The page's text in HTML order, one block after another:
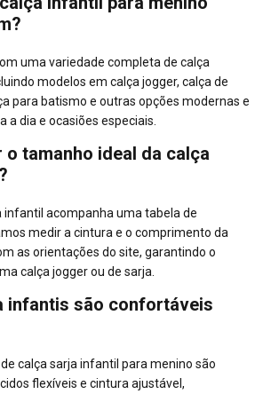
uma variedade completa de calça
modelos em calça jogger, calça de
para batismo e outras opções modernas e
a dia e ocasiões especiais.
tamanho ideal da calça
infantil acompanha uma tabela de
medir a cintura e o comprimento da
as orientações do site, garantindo o
calça jogger ou de sarja.
infantis são confortáveis
calça sarja infantil para menino são
flexíveis e cintura ajustável,